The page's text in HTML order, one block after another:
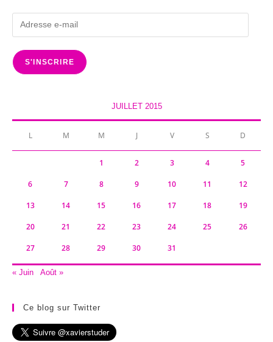
Adresse
e-
mail
S'INSCRIRE
JUILLET 2015
L M M J V S D
1 2 3 4 5
6 7 8 9 10 11 12
13 14 15 16 17 18 19
20 21 22 23 24 25 26
27 28 29 30 31
« Juin Août »
Ce blog sur Twitter